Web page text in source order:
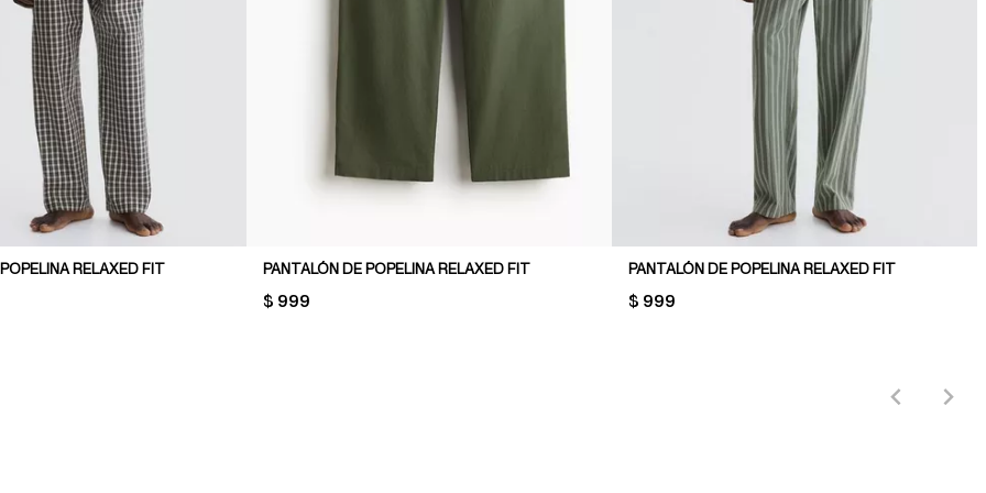
RELAXED FIT PANTALÓN DE POPELINA RELAXED FIT
PRICE:
$ 999
PANTALÓN DE POPELINA RELAXED FIT
PRICE:
$ 999